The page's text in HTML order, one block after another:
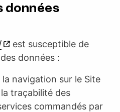
données
est susceptible de
données :
navigation sur le Site
traçabilité des
commandés par